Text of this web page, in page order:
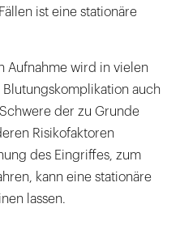
ist eine stationäre
Aufnahme wird in vielen
auch
der zu Grunde
Risikofaktoren
des Eingriffes, zum
kann eine stationäre
lassen.